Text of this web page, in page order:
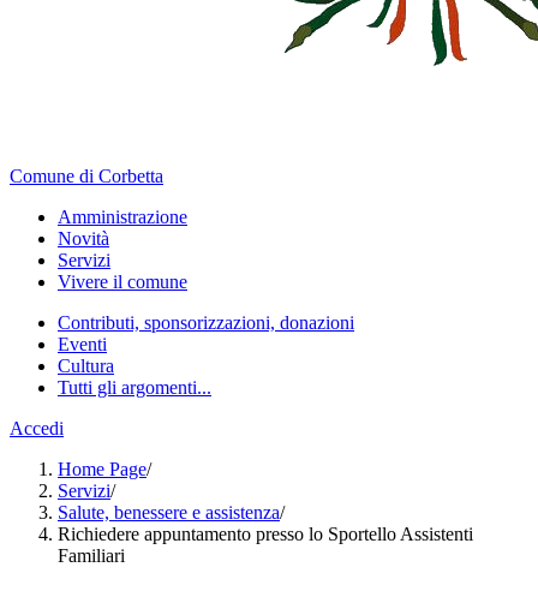
Comune di Corbetta
Amministrazione
Novità
Servizi
Vivere il comune
Contributi, sponsorizzazioni, donazioni
Eventi
Cultura
Tutti gli argomenti...
Accedi
Home Page/
Servizi/
Salute, benessere e assistenza/
Richiedere appuntamento presso lo Sportello Assistenti
Familiari